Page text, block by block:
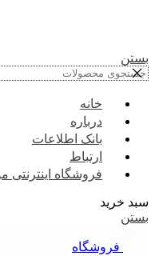
بستن
خانه
درباره
بانک اطلاعات
ارتباط
فروشگاه اینترنتی
سبد خرید
بستن
فروشگاه